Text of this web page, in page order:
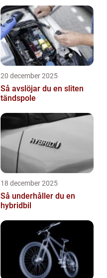
20 december 2025
Så avslöjar du en sliten
tändspole
18 december 2025
Så underhåller du en
hybridbil